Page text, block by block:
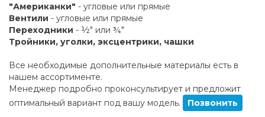
"Американки" - угловые или прямые
Вентили - угловые или прямые
Переходники - ½" или ¾"
Тройники, уголки, эксцентрики, чашки
Все необходимые дополнительные материалы есть в
нашем ассортименте.
Менеджер подробно проконсультирует и предложит
оптимальный вариант под вашу модель.
Позвонить